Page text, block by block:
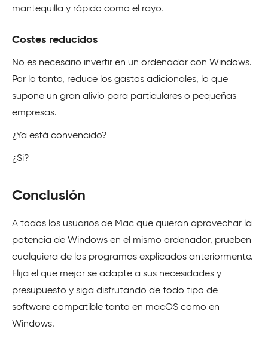
mantequilla y rápido como el rayo.
Costes reducidos
No es necesario invertir en un ordenador con Windows.
Por lo tanto, reduce los gastos adicionales, lo que
supone un gran alivio para particulares o pequeñas
empresas.
¿Ya está convencido?
¿Si?
Conclusión
A todos los usuarios de Mac que quieran aprovechar la
potencia de Windows en el mismo ordenador, prueben
cualquiera de los programas explicados anteriormente.
Elija el que mejor se adapte a sus necesidades y
presupuesto y siga disfrutando de todo tipo de
software compatible tanto en macOS como en
Windows.